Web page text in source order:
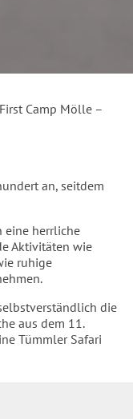
First Camp Mölle –
an, seitdem
eine herrliche
Aktivitäten wie
ruhige
die
aus dem 11.
Tümmler Safari